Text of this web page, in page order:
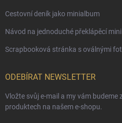
Cestovní deník jako minialbum
Návod na jednoduché překlápěcí
Scrapbooková stránka s oválnými
ODEBÍRAT NEWSLETTER
Vložte svůj e-mail a my vám
produktech na našem e-shopu.